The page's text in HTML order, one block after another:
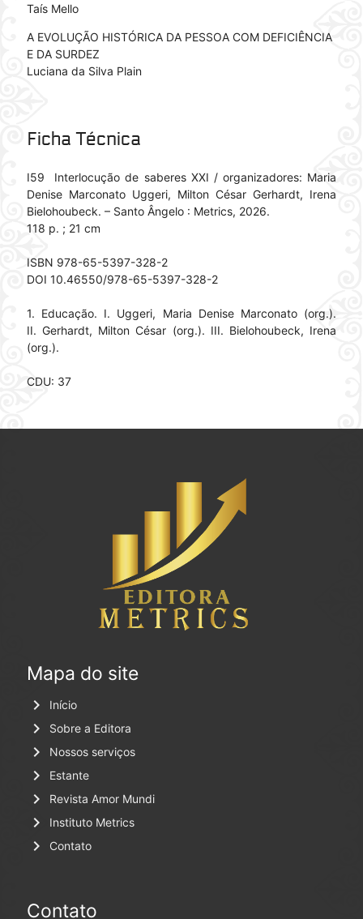
Taís Mello
A EVOLUÇÃO HISTÓRICA DA PESSOA COM DEFICIÊNCIA
E DA SURDEZ
Luciana da Silva Plain
Ficha Técnica
I59 Interlocução de saberes XXI / organizadores: Maria
Denise Marconato Uggeri, Milton César Gerhardt, Irena
Bielohoubeck. – Santo Ângelo : Metrics, 2026.
118 p. ; 21 cm
ISBN 978-65-5397-328-2
DOI 10.46550/978-65-5397-328-2
1. Educação. I. Uggeri, Maria Denise Marconato (org.).
II. Gerhardt, Milton César (org.). III. Bielohoubeck, Irena
(org.).
CDU: 37
Mapa do site
keyboard_arrow_right Início
keyboard_arrow_right Sobre a Editora
keyboard_arrow_right Nossos serviços
keyboard_arrow_right Estante
keyboard_arrow_right Revista Amor Mundi
keyboard_arrow_right Instituto Metrics
keyboard_arrow_right Contato
Contato